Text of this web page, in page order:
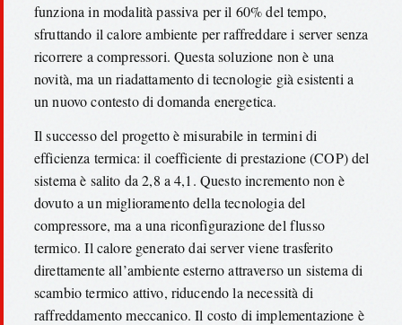
funziona in modalità passiva per il 60% del tempo,
sfruttando il calore ambiente per raffreddare i server senza
ricorrere a compressori. Questa soluzione non è una
novità, ma un riadattamento di tecnologie già esistenti a
un nuovo contesto di domanda energetica.
Il successo del progetto è misurabile in termini di
efficienza termica: il coefficiente di prestazione (COP) del
sistema è salito da 2,8 a 4,1. Questo incremento non è
dovuto a un miglioramento della tecnologia del
compressore, ma a una riconfigurazione del flusso
termico. Il calore generato dai server viene trasferito
direttamente all’ambiente esterno attraverso un sistema di
scambio termico attivo, riducendo la necessità di
raffreddamento meccanico. Il costo di implementazione è